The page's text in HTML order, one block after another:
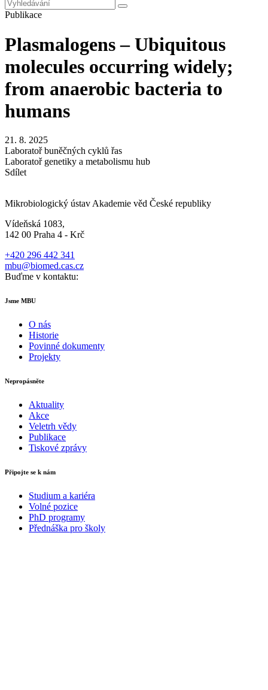
Publikace
Plasmalogens – Ubiquitous
molecules occurring widely;
from anaerobic bacteria to
humans
21. 8. 2025
Laboratoř buněčných cyklů řas
Laboratoř genetiky a metabolismu hub
Sdílet
Mikrobiologický ústav Akademie věd České republiky
Vídeňská 1083,
142 00 Praha 4 - Krč
+420 296 442 341
mbu@biomed.cas.cz
Buďme v kontaktu:
Jsme MBU
O nás
Historie
Povinné dokumenty
Projekty
Nepropásněte
Aktuality
Akce
Veletrh vědy
Publikace
Tiskové zprávy
Připojte se k nám
Studium a kariéra
Volné pozice
PhD programy
Přednáška pro školy